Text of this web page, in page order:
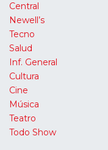
Central
Newell’s
Tecno
Salud
Inf. General
Cultura
Cine
Música
Teatro
Todo Show